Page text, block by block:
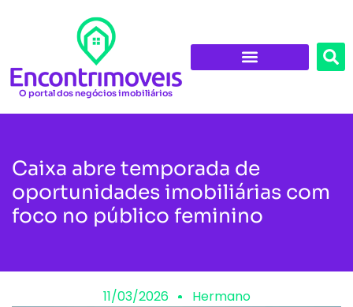
O portal dos negócios imobiliários
Caixa abre temporada de
oportunidades imobiliárias com
foco no público feminino
11/03/2026 Hermano